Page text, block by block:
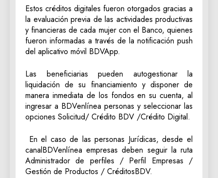
Estos créditos digitales fueron otorgados gracias a
la evaluación previa de las actividades productivas
y financieras de cada mujer con el Banco, quienes
fueron informadas a través de la notificación push
del aplicativo móvil BDVApp.
Las beneficiarias pueden autogestionar la
liquidación de su financiamiento y disponer de
manera inmediata de los fondos en su cuenta, al
ingresar a BDVenlínea personas y seleccionar las
opciones Solicitud/ Crédito BDV /Crédito Digital.
En el caso de las personas Jurídicas, desde el
canalBDVenlínea empresas deben seguir la ruta
Administrador de perfiles / Perfil Empresas /
Gestión de Productos / CréditosBDV.